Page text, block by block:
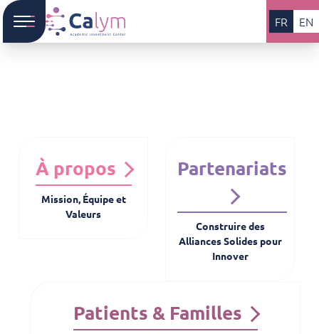
FR EN
À propos
Mission, Équipe et
Valeurs
Partenariats
Construire des
Alliances Solides pour
Innover
Patients & Familles